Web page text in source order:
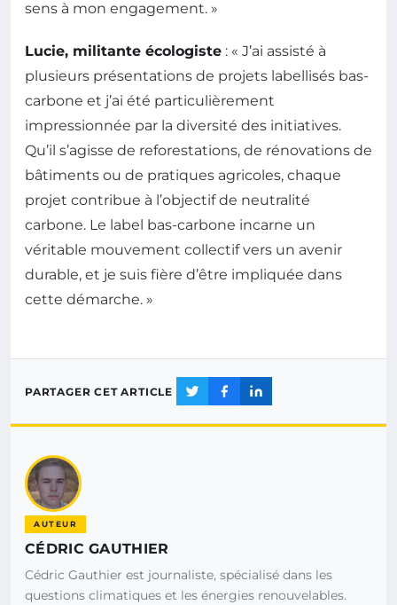
sens à mon engagement. »
Lucie, militante écologiste : « J’ai assisté à
plusieurs présentations de projets labellisés bas-
carbone et j’ai été particulièrement
impressionnée par la diversité des initiatives.
Qu’il s’agisse de reforestations, de rénovations de
bâtiments ou de pratiques agricoles, chaque
projet contribue à l’objectif de neutralité
carbone. Le label bas-carbone incarne un
véritable mouvement collectif vers un avenir
durable, et je suis fière d’être impliquée dans
cette démarche. »
PARTAGER CET ARTICLE
AUTEUR
CÉDRIC GAUTHIER
Cédric Gauthier est journaliste, spécialisé dans les
questions climatiques et les énergies renouvelables.